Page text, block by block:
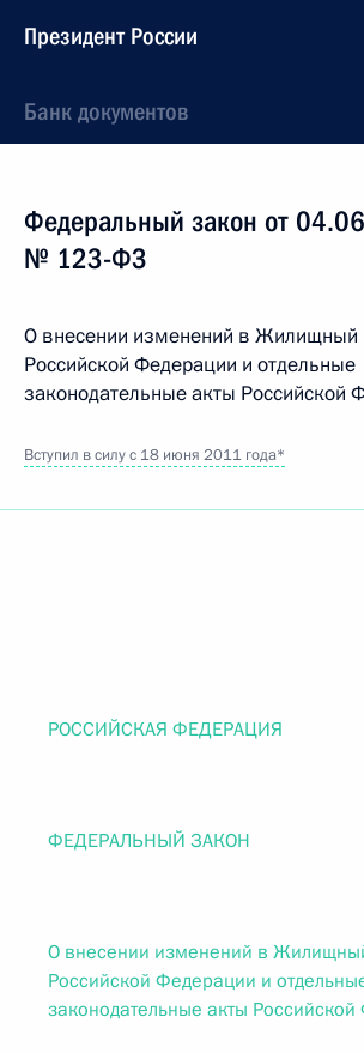
Президент России
Банк документов
Федеральный закон от
№ 123-ФЗ
О внесении изменений в Жилищный
Российской Федерации и отдельные
законодательные акты Российской
Вступил в силу с 18 июня 2011 года*
РОССИЙСКАЯ ФЕДЕРАЦИЯ
ФЕДЕРАЛЬНЫЙ ЗАКОН
О внесении изменений в
Российской Федерации и
законодательные акты